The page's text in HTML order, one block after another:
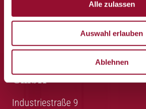
Alle zulassen
Auswahl erlauben
Ablehnen
Inside Trennwandsysteme
GmbH
Industriestraße 9